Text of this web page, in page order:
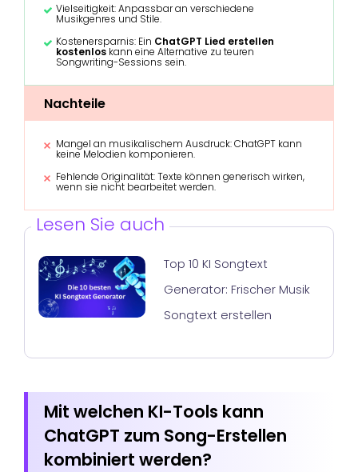
Vielseitigkeit: Anpassbar an verschiedene
Musikgenres und Stile.
Kostenersparnis: Ein ChatGPT Lied erstellen
kostenlos kann eine Alternative zu teuren
Songwriting-Sessions sein.
Nachteile
Mangel an musikalischem Ausdruck: ChatGPT kann
keine Melodien komponieren.
Fehlende Originalität: Texte können generisch wirken,
wenn sie nicht bearbeitet werden.
Lesen Sie auch
Top 10 KI Songtext
Generator: Frischer Musik
Songtext erstellen
Mit welchen KI-Tools kann
ChatGPT zum Song-Erstellen
kombiniert werden?